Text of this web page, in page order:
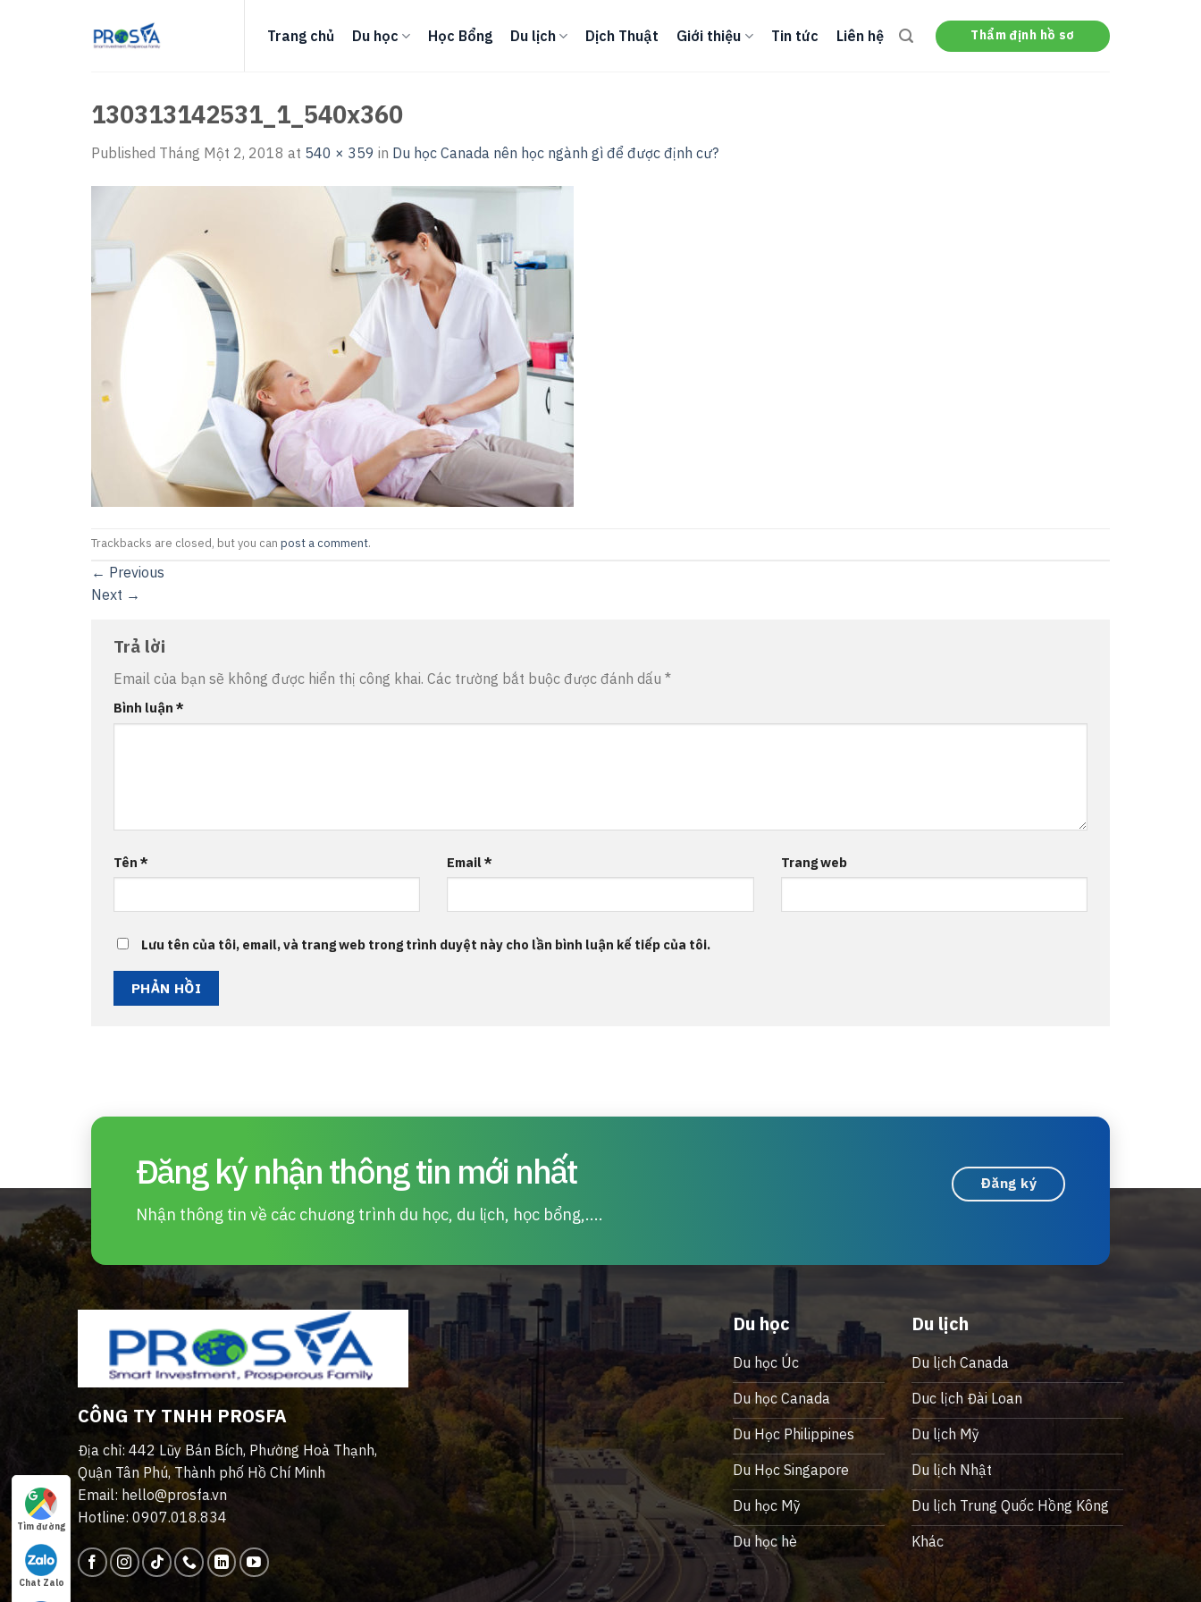
Trang chủ Du học Học Bổng Du lịch Dịch Thuật Giới thiệu Tin tức Liên hệ Thẩm định hồ sơ
130313142531_1_540x360
Published Tháng Một 2, 2018 at 540 × 359 in Du học Canada nên học ngành gì để được định cư?
Trackbacks are closed, but you can post a comment.
← Previous
Next →
Trả lời
Email của bạn sẽ không được hiển thị công khai. Các trường bắt buộc được đánh dấu *
Bình luận *
Tên * Email* Trang web
Lưu tên của tôi, email, và trang web trong trình duyệt này cho lần bình luận kế tiếp của tôi.
Đăng ký nhận thông tin mới nhất
Nhận thông tin về các chương trình du học, du lịch, học bổng,....
Đăng ký
CÔNG TY TNHH PROSFA
Địa chỉ: 442 Lũy Bán Bích, Phường Hoà Thạnh,
Quận Tân Phú, Thành phố Hồ Chí Minh
Email: hello@prosfa.vn
Hotline: 0907.018.834
Du học
Du học Úc
Du học Canada
Du Học Philippines
Du Học Singapore
Du học Mỹ
Du học hè
Du lịch
Du lịch Canada
Duc lịch Đài Loan
Du lịch Mỹ
Du lịch Nhật
Du lịch Trung Quốc Hồng Kông
Khác
Tìm đường
Chat Zalo